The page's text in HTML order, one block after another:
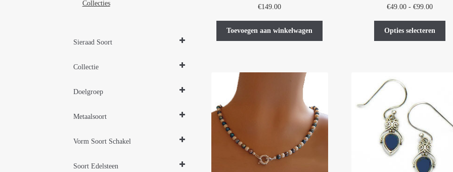
€149.00
Toevoegen aan winkelwagen
€49.00 - €99.00
tot
€99.00
Opties selecteren
Collecties
Sieraad Soort
Hangers
Collectie
Parelsieraden Zilver
Zilveren sieraden 925
Doelgroep
Herensieraden
Metaalsoort
Zilver gerhodineerd
Vorm Soort Schakel
Jasseron
Soort Edelsteen